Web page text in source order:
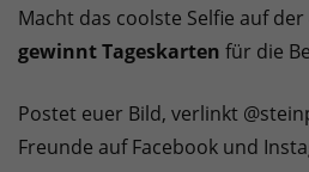
Macht das coolste Selfie auf der
gewinnt Tageskarten für die
Postet euer Bild, verlinkt
Freunde auf Facebook und